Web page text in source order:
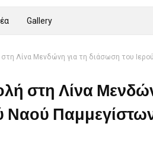
Gallery
στη Λίνα Μενδώνη για τη διάσωση του
στη Λίνα
Ναού